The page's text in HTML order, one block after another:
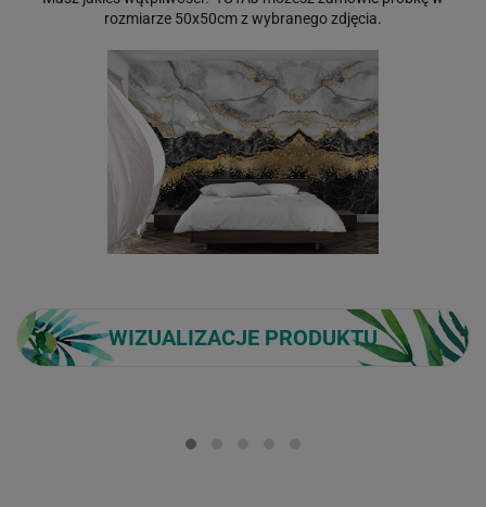
rozmiarze 50x50cm z wybranego zdjęcia.
WIZUALIZACJE PRODUKTU